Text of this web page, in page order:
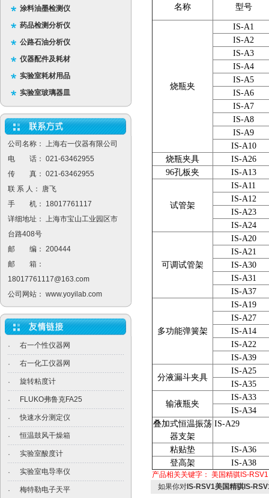
涂料油墨检测仪
药品检测分析仪
公路石油分析仪
仪器配件及耗材
实验室耗材用品
实验室玻璃器皿
公司名称： 上海右一仪器有限公司
电 话： 021-63462955
传 真： 021-63462955
联 系 人： 唐飞
手 机： 18017761117
详细地址： 上海市宝山工业园区市
台路408号
邮 编： 200444
邮 箱：
18017761117@163.com
公司网站： www.yoyilab.com
· 右一个性仪器网
· 右一化工仪器网
· 旋转粘度计
· FLUKO弗鲁克FA25
· 快速水分测定仪
· 恒温鼓风干燥箱
· 实验室酸度计
· 实验室电导率仪
· 梅特勒电子天平
名称 型号
烧瓶夹
IS-A1
IS-A2
IS-A3
IS-A4
IS-A5
IS-A6
IS-A7
IS-A8
IS-A9
IS-A10
烧瓶夹具
IS-A26
96孔板夹
IS-A13
试管架
IS-A11
IS-A12
IS-A23
IS-A24
可调试管架
IS-A20
IS-A21
IS-A30
IS-A31
IS-A37
多功能弹簧架
IS-A19
IS-A27
IS-A14
IS-A22
IS-A39
分液漏斗夹具
IS-A25
IS-A35
输液瓶夹
IS-A33
IS-A34
叠加式恒温振荡
器支架
IS-
粘贴垫
IS-A36
登高架
IS-A38
产品相关关键字： 美国精骐IS-RSV1
如果你对IS-RSV1美国精骐IS-